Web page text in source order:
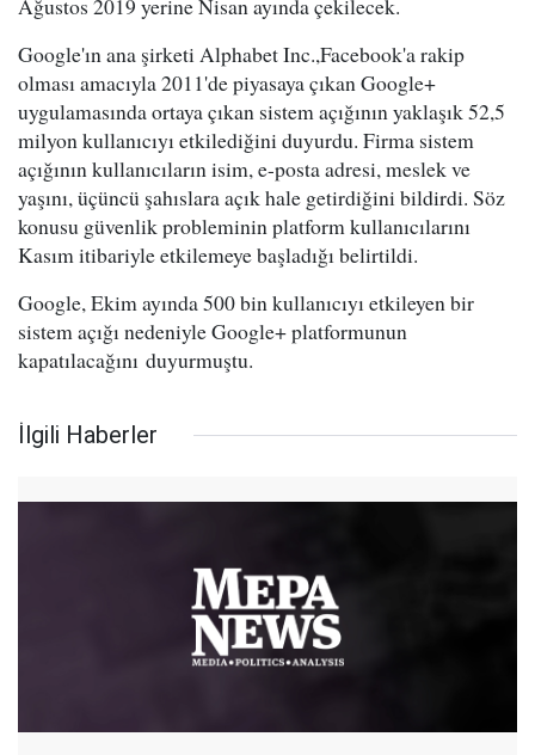
Ağustos 2019 yerine Nisan ayında çekilecek.
Google'ın ana şirketi Alphabet Inc.,Facebook'a rakip
olması amacıyla 2011'de piyasaya çıkan Google+
uygulamasında ortaya çıkan sistem açığının yaklaşık 52,5
milyon kullanıcıyı etkilediğini duyurdu. Firma sistem
açığının kullanıcıların isim, e-posta adresi, meslek ve
yaşını, üçüncü şahıslara açık hale getirdiğini bildirdi. Söz
konusu güvenlik probleminin platform kullanıcılarını
Kasım itibariyle etkilemeye başladığı belirtildi.
Google, Ekim ayında 500 bin kullanıcıyı etkileyen bir
sistem açığı nedeniyle Google+ platformunun
kapatılacağını duyurmuştu.
İlgili Haberler